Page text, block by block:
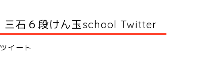
三石６段けん玉school Twitter
ツイート